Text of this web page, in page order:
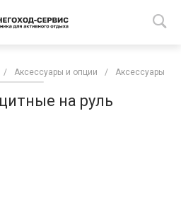
/ Аксессуары и опции / Аксессуары
на руль